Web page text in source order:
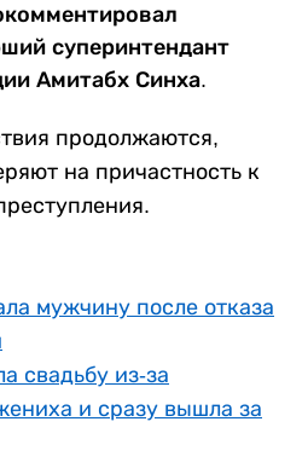
суперинтендант
Амитабх Синха.
продолжаются,
на причастность к
мужчину после отказа
свадьбу из-за
и сразу вышла за